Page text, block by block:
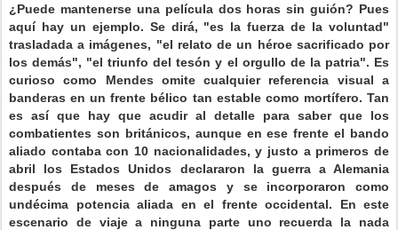
¿Puede mantenerse una película dos horas sin guión? Pues
aquí hay un ejemplo. Se dirá, "es la fuerza de la voluntad"
trasladada a imágenes, "el relato de un héroe sacrificado por
los demás", "el triunfo del tesón y el orgullo de la patria". Es
curioso como Mendes omite cualquier referencia visual a
banderas en un frente bélico tan estable como mortífero. Tan
es así que hay que acudir al detalle para saber que los
combatientes son británicos, aunque en ese frente el bando
aliado contaba con 10 nacionalidades, y justo a primeros de
abril los Estados Unidos declararon la guerra a Alemania
después de meses de amagos y se incorporaron como
undécima potencia aliada en el frente occidental. En este
escenario de viaje a ninguna parte uno recuerda la nada